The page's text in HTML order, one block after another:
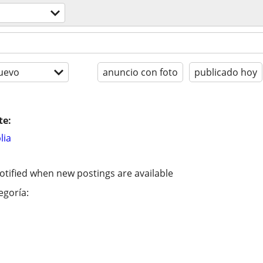
anuncio con foto publicado hoy
when new postings are available